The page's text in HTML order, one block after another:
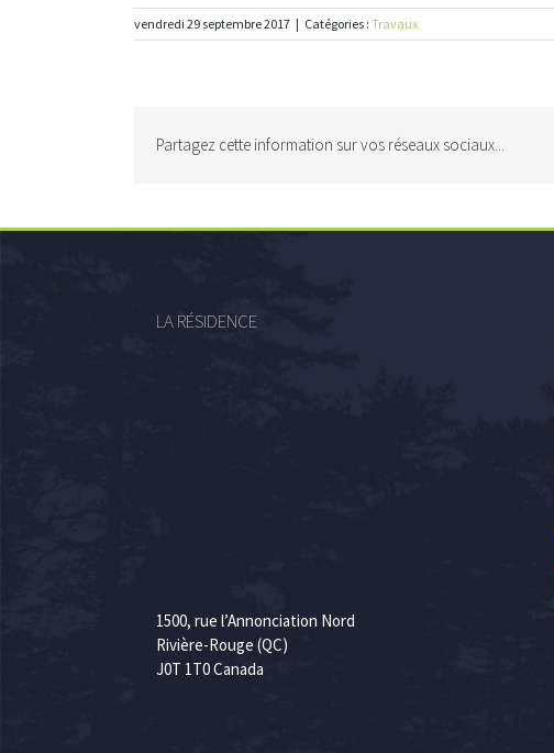
vendredi 29 septembre 2017 | Catégories : Travaux
Partagez cette information sur vos réseaux sociaux...
LA RÉSIDENCE
1500, rue l’Annonciation Nord
Rivière-Rouge (QC)
J0T 1T0 Canada